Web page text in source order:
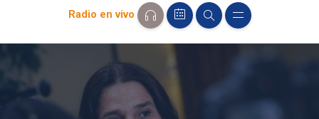
Radio en vivo